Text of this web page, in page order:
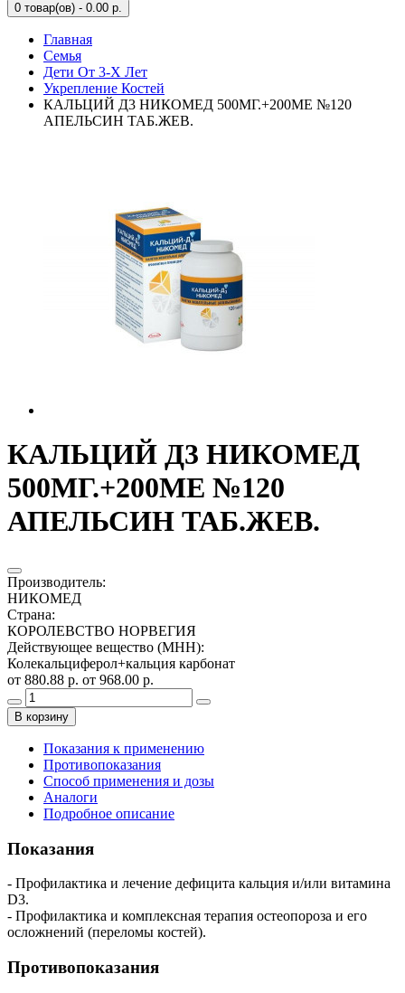
0 товар(ов) - 0.00 р.
Главная
Семья
Дети От 3-Х Лет
Укрепление Костей
КАЛЬЦИЙ Д3 НИКОМЕД 500МГ.+200МЕ №120
АПЕЛЬСИН ТАБ.ЖЕВ.
КАЛЬЦИЙ Д3 НИКОМЕД
500МГ.+200МЕ №120
АПЕЛЬСИН ТАБ.ЖЕВ.
Производитель:
НИКОМЕД
Страна:
КОРОЛЕВСТВО НОРВЕГИЯ
Действующее вещество (МНН):
Колекальциферол+кальция карбонат
от 880.88 р. от 968.00 р.
В корзину
Показания к применению
Противопоказания
Способ применения и дозы
Аналоги
Подробное описание
Показания
- Профилактика и лечение дефицита кальция и/или витамина
D3.
- Профилактика и комплексная терапия остеопороза и его
осложнений (переломы костей).
Противопоказания